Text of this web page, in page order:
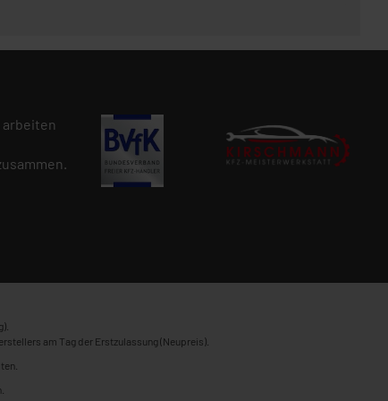
arbeiten
am Tag der Erstzulassung (Neupreis).